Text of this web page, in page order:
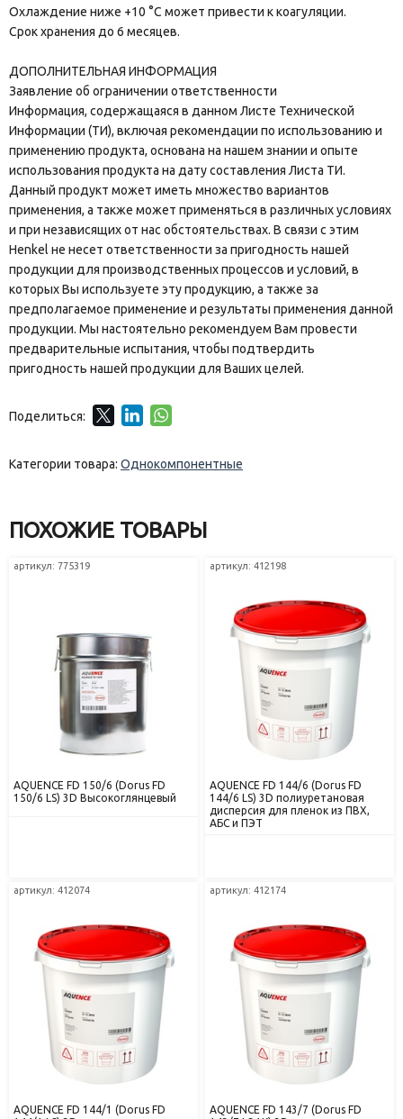
Охлаждение ниже +10 °C может привести к коагуляции.
Срок хранения до 6 месяцев.
ДОПОЛНИТЕЛЬНАЯ ИНФОРМАЦИЯ
Заявление об ограничении ответственности
Информация, содержащаяся в данном Листе Технической
Информации (ТИ), включая рекомендации по использованию и
применению продукта, основана на нашем знании и опыте
использования продукта на дату составления Листа ТИ.
Данный продукт может иметь множество вариантов
применения, а также может применяться в различных условиях
и при независящих от нас обстоятельствах. В связи с этим
Henkel не несет ответственности за пригодность нашей
продукции для производственных процессов и условий, в
которых Вы используете эту продукцию, а также за
предполагаемое применение и результаты применения данной
продукции. Мы настоятельно рекомендуем Вам провести
предварительные испытания, чтобы подтвердить
пригодность нашей продукции для Ваших целей.
Поделиться:
Категории товара: Однокомпонентные
ПОХОЖИЕ ТОВАРЫ
артикул: 775319
AQUENCE FD 150/6 (Dorus FD
150/6 LS) 3D Высокоглянцевый
артикул: 412198
AQUENCE FD 144/6 (Dorus FD
144/6 LS) 3D полиуретановая
дисперсия для пленок из ПВХ,
АБС и ПЭТ
артикул: 412074
AQUENCE FD 144/1 (Dorus FD
артикул: 412174
AQUENCE FD 143/7 (Dorus FD